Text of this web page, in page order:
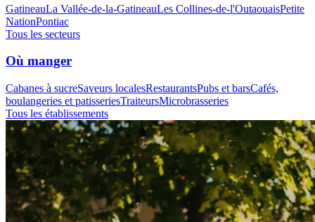
GatineauLa Vallée-de-la-GatineauLes Collines-de-l'OutaouaisPetite
NationPontiac
Tous les secteurs
Où manger
Cabanes à sucreSaveurs localesRestaurantsPubs et barsCafés,
boulangeries et patisseriesTraiteursMicrobrasseries
Tous les établissements